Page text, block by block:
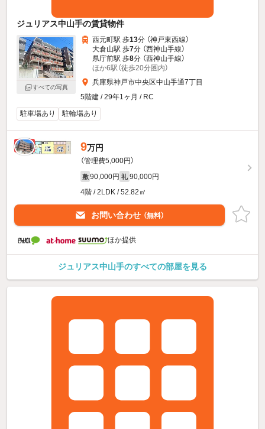
ジュリアス中山手の賃貸物件
すべての写真
西元町駅 歩13分 （神戸東西線）
大倉山駅 歩7分 （西神山手線）
県庁前駅 歩8分 （西神山手線）
ほか6駅（徒歩20分圏内）
兵庫県神戸市中央区中山手通7丁目
5階建 / 29年1ヶ月 / RC
駐車場あり
駐輪場あり
新着 9万円
（管理費5,000円）
敷 90,000円 礼 90,000円
4階 / 2LDK / 52.82㎡
お問い合わせ （無料）
ほか提供
ジュリアス中山手のすべての部屋を見る